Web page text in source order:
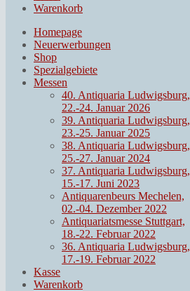
Warenkorb
Homepage
Neuerwerbungen
Shop
Spezialgebiete
Messen
40. Antiquaria Ludwigsburg,
22.-24. Januar 2026
39. Antiquaria Ludwigsburg,
23.-25. Januar 2025
38. Antiquaria Ludwigsburg,
25.-27. Januar 2024
37. Antiquaria Ludwigsburg,
15.-17. Juni 2023
Antiquarenbeurs Mechelen,
02.-04. Dezember 2022
Antiquariatsmesse Stuttgart,
18.-22. Februar 2022
36. Antiquaria Ludwigsburg,
17.-19. Februar 2022
Kasse
Warenkorb